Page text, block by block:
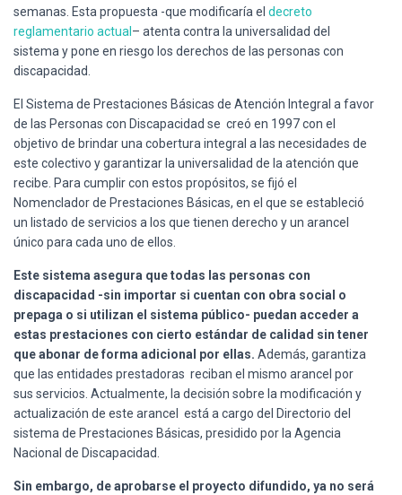
semanas. Esta propuesta -que modificaría el decreto
reglamentario actual – atenta contra la universalidad del
sistema y pone en riesgo los derechos de las personas con
discapacidad.
El Sistema de Prestaciones Básicas de Atención Integral a favor
de las Personas con Discapacidad se creó en 1997 con el
objetivo de brindar una cobertura integral a las necesidades de
este colectivo y garantizar la universalidad de la atención que
recibe. Para cumplir con estos propósitos, se fijó el
Nomenclador de Prestaciones Básicas, en el que se estableció
un listado de servicios a los que tienen derecho y un arancel
único para cada uno de ellos.
Este sistema asegura que todas las personas con
discapacidad -sin importar si cuentan con obra social o
prepaga o si utilizan el sistema público- puedan acceder a
estas prestaciones con cierto estándar de calidad sin tener
que abonar de forma adicional por ellas. Además, garantiza
que las entidades prestadoras reciban el mismo arancel por
sus servicios. Actualmente, la decisión sobre la modificación y
actualización de este arancel está a cargo del Directorio del
sistema de Prestaciones Básicas, presidido por la Agencia
Nacional de Discapacidad.
Sin embargo, de aprobarse el proyecto difundido, ya no será